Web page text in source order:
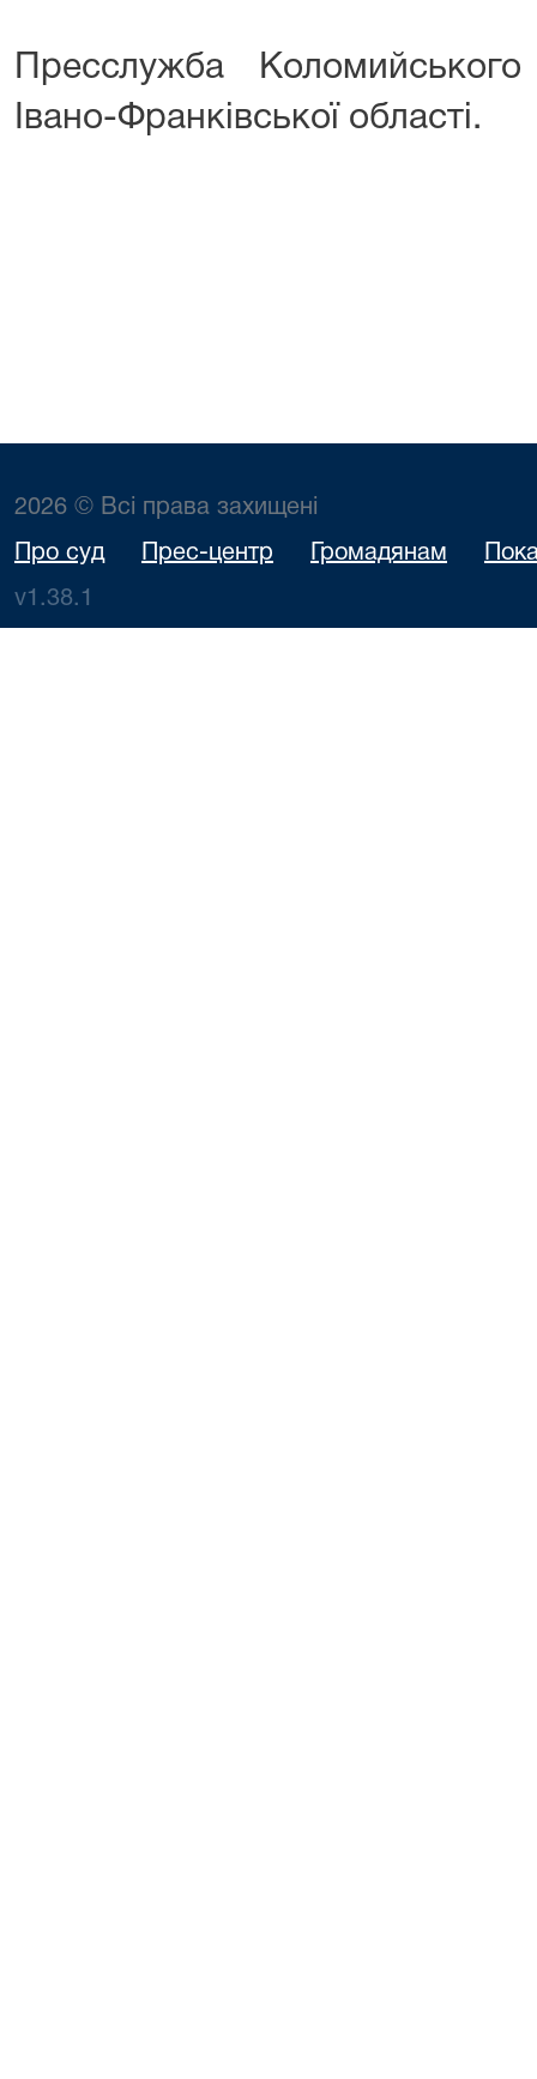
Пресслужба
Івано-Франківської області.
2026 © Всі права захищені
Про суд Прес-центр Громадянам
v1.38.1